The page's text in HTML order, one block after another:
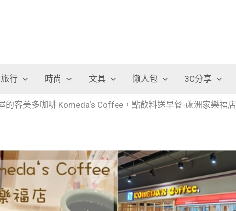
行 時尚 文具 懶人包 3C分享
的客美多咖啡 Komeda‘s Coffee，點飲料送早餐-蘆洲家樂福店